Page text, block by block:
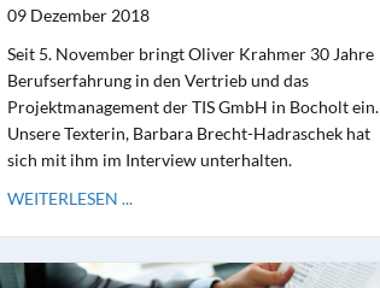
09 Dezember 2018
Seit 5. November bringt Oliver Krahmer 30 Jahre
Berufserfahrung in den Vertrieb und das
Projektmanagement der TIS GmbH in Bocholt ein.
Unsere Texterin, Barbara Brecht-Hadraschek hat
sich mit ihm im Interview unterhalten.
WEITERLESEN ...